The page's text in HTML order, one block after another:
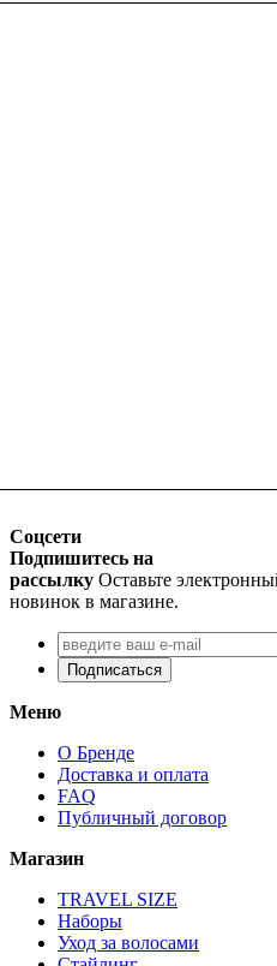
Соцсети
Подпишитесь на
рассылку Оставьте
новинок в магазине.
Подписаться
Меню
О Бренде
Доставка и оплата
FAQ
Публичный договор
Магазин
TRAVEL SIZE
Наборы
Уход за волосами